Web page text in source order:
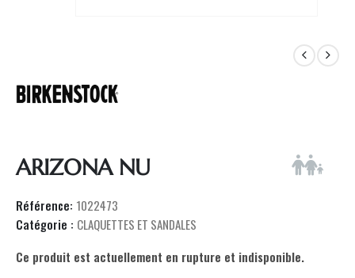
ARIZONA NU
Référence: 1022473
Catégorie : CLAQUETTES ET SANDALES
Ce produit est actuellement en rupture et indisponible.